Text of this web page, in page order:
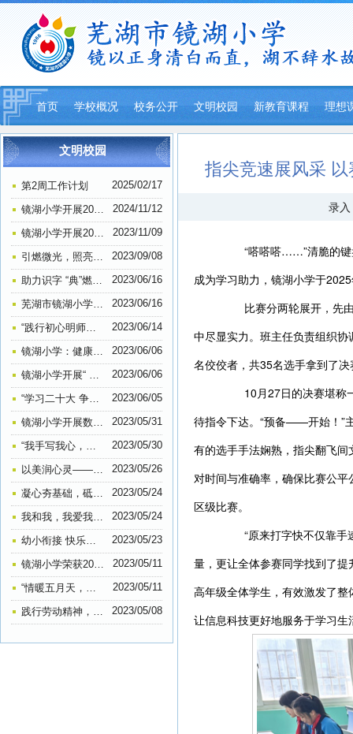
首页 学校概况 校务公开 文明校园 新教育课程 理想
平安校园文明校园
第2周工作计划 2025/02/17
镜湖小学开展2024年退休教师祝寿活动 2024/11/12
镜湖小学开展2023年教师户外徒步活动 2023/11/09
引燃微光，照亮前路，教师节前夕探望叶连平老师—镜湖小学306班思想道德建设活动 2023/09/08
助力识字 “典”燃梦想——镜湖小学举行一、二年级查字典比赛 2023/06/16
芜湖市镜湖小学荣获一项“全国示范学校”称号 2023/06/16
“践行初心明师德 担当使命正师风” ——芜湖市镜湖小学教师师德师风主题教育学习活动 2023/06/14
镜湖小学：健康口腔进校园 助力成长暖民心 2023/06/06
镜湖小学开展“ 扫黄打非”进课堂宣传活动 2023/06/06
“学习二十大 争做好队员”——镜湖小学2022级第一批少先队员入队仪式系列报道 2023/06/05
镜湖小学开展数学素养大赛主题活动 2023/05/31
“我手写我心，我笔抒我情”——镜湖小学五六年级作文比赛 2023/05/30
以美润心灵——镜湖小学心理健康教育手抄报比赛 2023/05/26
凝心夯基础，砥砺共前行——镜湖小学教育集团行管人员工作会议 2023/05/24
我和我，我爱我—— 镜湖小学开展“5.25”（我爱我）心理健康班会活动 2023/05/24
幼小衔接 快乐起航——镜湖小学开展幼小衔接活动 2023/05/23
镜湖小学荣获2022年全国“‘科创筑梦’助力‘双减’科普行动”优秀单位 2023/05/11
“情暖五月天，告白母亲节”——记镜湖小学206中队感恩母爱主题活动 2023/05/11
践行劳动精神，弘扬传统美德——镜湖小学205中队开展劳动实践活动 2023/05/08
指尖竞速展风采
录
“嗒嗒嗒……”清脆的键盘
成为学习助力，镜湖小学于
比赛分两轮展开，先由
中尽显实力。班主任负责组织
名佼佼者，共35名选手拿到了决
10月27日的决赛堪称一
待指令下达。“预备——开始！”
有的选手手法娴熟，指尖翻飞
对时间与准确率，确保比赛公
区级比赛。
“原来打字快不仅靠手
量，更让全体参赛同学找到了
高年级全体学生，有效激发了
让信息科技更好地服务于学习生